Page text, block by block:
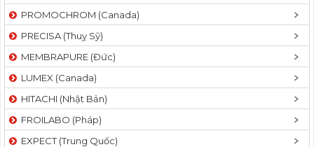
PROMOCHROM (Canada)
PRECISA (Thuỵ Sỹ)
MEMBRAPURE (Đức)
LUMEX (Canada)
HITACHI (Nhật Bản)
FROILABO (Pháp)
EXPECT (Trung Quốc)